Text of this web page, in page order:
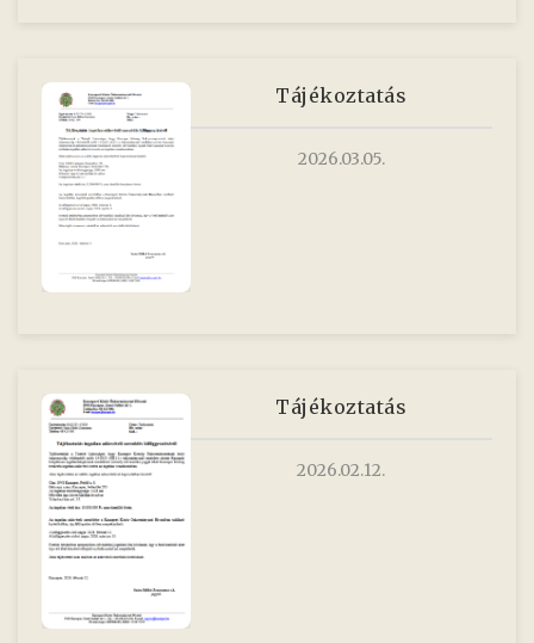
Tájékoztatás
2026.03.05.
Tájékoztatás
2026.02.12.